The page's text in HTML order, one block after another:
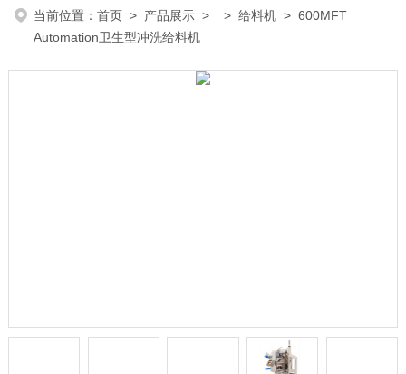
当前位置：首页 > 产品展示 > >给料机 > 600MFT
Automation卫生型冲洗给料机